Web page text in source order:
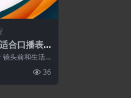
合口播表
感情的工
镜头前和生活
36